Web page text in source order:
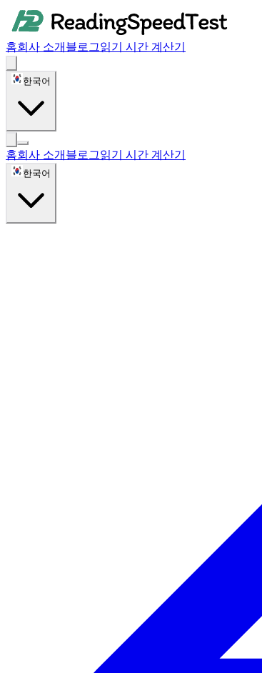
홈회사 소개블로그읽기 시간 계산기
한국어
홈회사 소개블로그읽기 시간 계산기
한국어